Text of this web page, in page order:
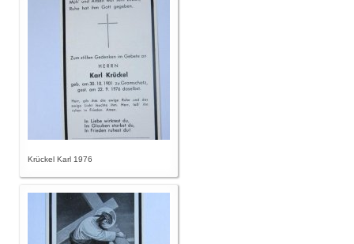
Krückel Karl 1976